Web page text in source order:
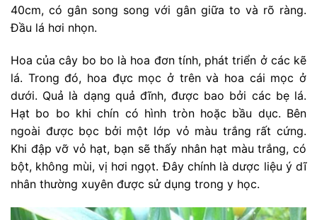
40cm, có gân song song với gân giữa to và rõ ràng.
Đầu lá hơi nhọn.
Hoa của cây bo bo là hoa đơn tính, phát triển ở các kẽ
lá. Trong đó, hoa đực mọc ở trên và hoa cái mọc ở
dưới. Quả là dạng quả đĩnh, được bao bởi các bẹ lá.
Hạt bo bo khi chín có hình tròn hoặc bầu dục. Bên
ngoài được bọc bởi một lớp vỏ màu trắng rất cứng.
Khi đập vỡ vỏ hạt, bạn sẽ thấy nhân hạt màu trắng, có
bột, không mùi, vị hơi ngọt. Đây chính là dược liệu ý dĩ
nhân thường xuyên được sử dụng trong y học.